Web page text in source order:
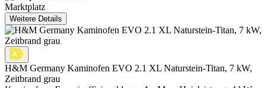
Marktplatz
Weitere Details
H&M Germany Kaminofen EVO 2.1 XL Naturstein-Titan, 7 kW,
Zeitbrand grau